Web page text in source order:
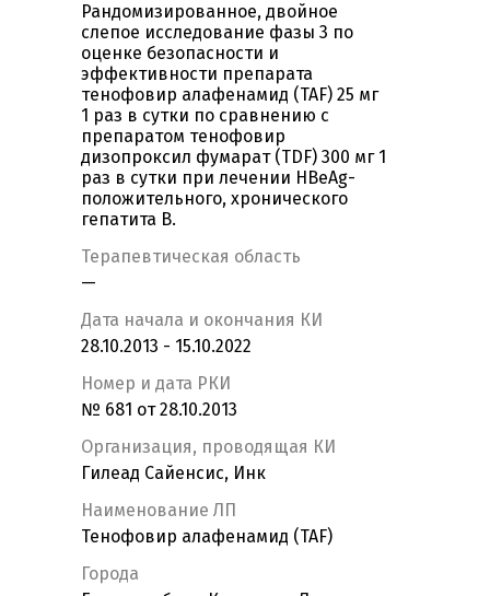
Рандомизированное, двойное
слепое исследование фазы 3 по
оценке безопасности и
эффективности препарата
тенофовир алафенамид (TAF) 25 мг
1 раз в сутки по сравнению с
препаратом тенофовир
дизопроксил фумарат (TDF) 300 мг 1
раз в сутки при лечении HBeAg-
положительного, хронического
гепатита В.
Терапевтическая область
—
Дата начала и окончания КИ
28.10.2013 - 15.10.2022
Номер и дата РКИ
№ 681 от 28.10.2013
Организация, проводящая КИ
Гилеад Сайенсис, Инк
Наименование ЛП
Тенофовир алафенамид (TAF)
Города